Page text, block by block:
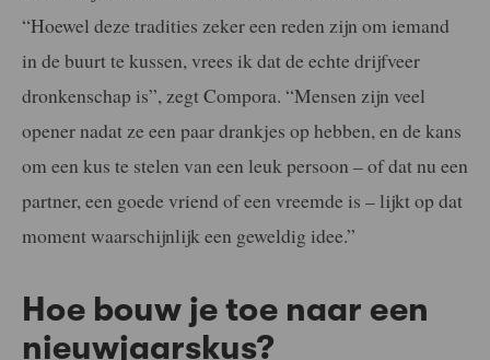
“Hoewel deze tradities zeker een reden zijn om iemand
in de buurt te kussen, vrees ik dat de echte drijfveer
dronkenschap is”, zegt Compora. “Mensen zijn veel
opener nadat ze een paar drankjes op hebben, en de kans
om een kus te stelen van een leuk persoon – of dat nu een
partner, een goede vriend of een vreemde is – lijkt op dat
moment waarschijnlijk een geweldig idee.”
Hoe bouw je toe naar een
nieuwjaarskus?